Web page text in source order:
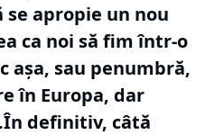
apropie un nou
ca noi să fim într-o
așa, sau penumbră,
în Europa, dar
definitiv, câtă